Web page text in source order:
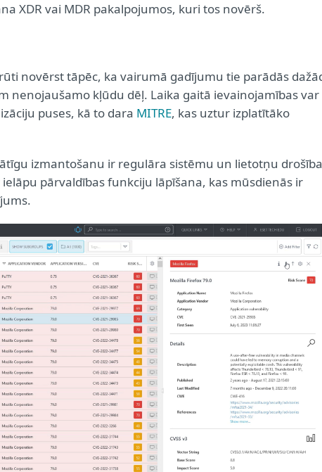
XDR vai MDR pakalpojumos, kuri tos novērš.
novērst tāpēc, ka vairumā gadījumu tie parādās
nenojaušamo kļūdu dēļ. Laika gaitā ievainojamības var
puses, kā to dara MITRE, kas uztur izplatītāko
izmantošanu ir regulāra sistēmu un lietotņu
pārvaldības funkciju lāpīšana, kas mūsdienās ir